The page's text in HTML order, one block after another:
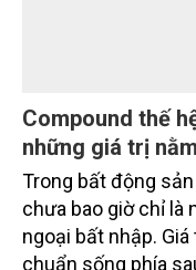
Compound thế
những giá trị
Trong bất động
chưa bao giờ chỉ là